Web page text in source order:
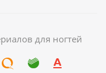
для ногтей